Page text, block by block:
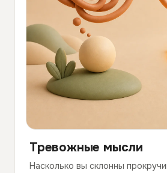
Тревожные мысли
Насколько вы склонны